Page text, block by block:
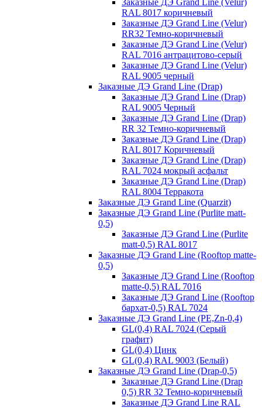
RAL 8017 коричневый
Заказные ДЭ Grand Line (Velur)
RR32 Темно-коричневый
Заказные ДЭ Grand Line (Velur)
RAL 7016 антрацитово-серый
Заказные ДЭ Grand Line (Velur)
RAL 9005 черный
Заказные ДЭ Grand Line (Drap)
Заказные ДЭ Grand Line (Drap)
RAL 9005 Черный
Заказные ДЭ Grand Line (Drap)
RR 32 Темно-коричневый
Заказные ДЭ Grand Line (Drap)
RAL 8017 Коричневый
Заказные ДЭ Grand Line (Drap)
RAL 7024 мокрый асфальт
Заказные ДЭ Grand Line (Drap)
RAL 8004 Терракота
Заказные ДЭ Grand Line (Quarzit)
Заказные ДЭ Grand Line (Purlite matt-
0,5)
Заказные ДЭ Grand Line (Purlite
matt-0,5) RAL 8017
Заказные ДЭ Grand Line (Rooftop matte-
0,5)
Заказные ДЭ Grand Line (Rooftop
matte-0,5) RAL 7016
Заказные ДЭ Grand Line (Rooftop
бархат-0,5) RAL 7024
Заказные ДЭ Grand Line (PE,Zn-0,4)
GL(0,4) RAL 7024 (Серый
графит)
GL(0,4) Цинк
GL(0,4) RAL 9003 (Белый)
Заказные ДЭ Grand Line (Drap-0,5)
Заказные ДЭ Grand Line (Drap
0,5) RR 32 Темно-коричневый
Заказные ДЭ Grand Line RAL